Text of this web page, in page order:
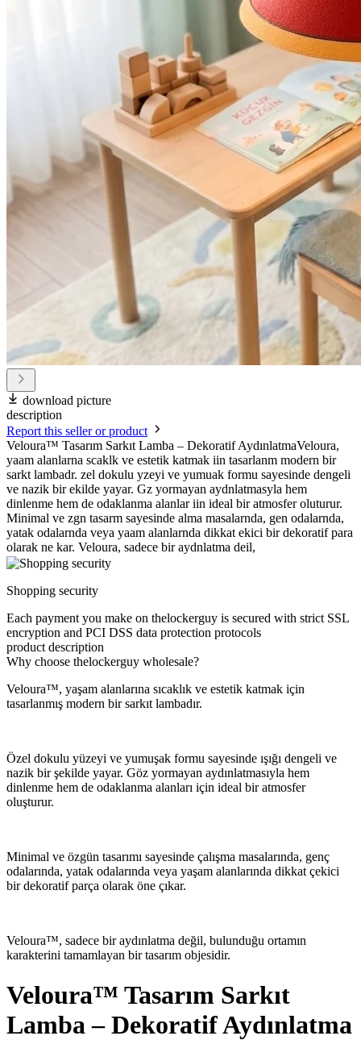
download picture
description
Report this seller or product
Veloura™ Tasarım Sarkıt Lamba – Dekoratif AydınlatmaVeloura,
yaam alanlarna scaklk ve estetik katmak iin tasarlanm modern bir
sarkt lambadr. zel dokulu yzeyi ve yumuak formu sayesinde dengeli
ve nazik bir ekilde yayar. Gz yormayan aydnlatmasyla hem
dinlenme hem de odaklanma alanlar iin ideal bir atmosfer oluturur.
Minimal ve zgn tasarm sayesinde alma masalarnda, gen odalarnda,
yatak odalarnda veya yaam alanlarnda dikkat ekici bir dekoratif para
olarak ne kar. Veloura, sadece bir aydnlatma deil,
Shopping security
Each payment you make on thelockerguy is secured with strict SSL
encryption and PCI DSS data protection protocols
product description
Why choose thelockerguy wholesale?
Veloura™, yaşam alanlarına sıcaklık ve estetik katmak için
tasarlanmış modern bir sarkıt lambadır.
Özel dokulu yüzeyi ve yumuşak formu sayesinde ışığı dengeli ve
nazik bir şekilde yayar. Göz yormayan aydınlatmasıyla hem
dinlenme hem de odaklanma alanları için ideal bir atmosfer
oluşturur.
Minimal ve özgün tasarımı sayesinde çalışma masalarında, genç
odalarında, yatak odalarında veya yaşam alanlarında dikkat çekici
bir dekoratif parça olarak öne çıkar.
Veloura™, sadece bir aydınlatma değil, bulunduğu ortamın
karakterini tamamlayan bir tasarım objesidir.
Veloura™ Tasarım Sarkıt
Lamba – Dekoratif Aydınlatma